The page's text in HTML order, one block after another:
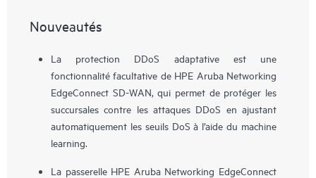
Nouveautés
La protection DDoS adaptative est une
fonctionnalité facultative de HPE Aruba Networking
EdgeConnect SD-WAN, qui permet de protéger les
succursales contre les attaques DDoS en ajustant
automatiquement les seuils DoS à l’aide du machine
learning.
La passerelle HPE Aruba Networking EdgeConnect